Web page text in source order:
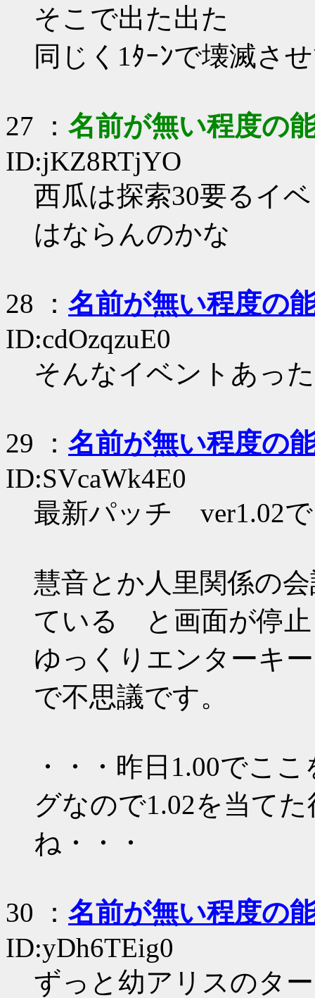
そこで出た出た
同じく1ﾀｰﾝで壊滅さ
27 ： 名前が無い程度の
ID:jKZ8RTjYO
西瓜は探索30要るイ
はならんのかな
28 ： 名前が無い程度の
ID:cdOzqzuE0
そんなイベントあっ
29 ： 名前が無い程度の
ID:SVcaWk4E0
最新パッチ ver1.02で
慧音とか人里関係の
ている と画面が停止
ゆっくりエンターキ
で不思議です。
・・・昨日1.00でこ
グなので1.02を当て
ね・・・
30 ： 名前が無い程度の
ID:yDh6TEig0
ずっと幼アリスのタ